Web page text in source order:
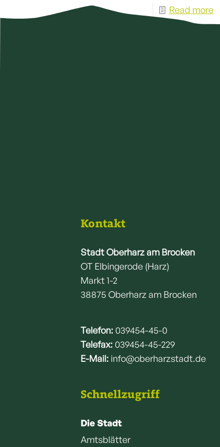
Read more
Kontakt
Stadt Oberharz am Brocken
OT Elbingerode (Harz)
Markt 1-2
38875 Oberharz am Brocken
Telefon: 039454-45-0
Telefax: 039454-45-229
E-Mail: info@oberharzstadt.de
Schnellzugriff
Die Stadt
Amtsblätter